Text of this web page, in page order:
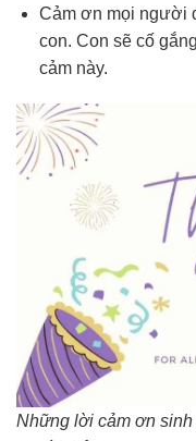
Cảm ơn mọi người
con. Con sẽ cố
cảm này.
Những lời cảm ơn